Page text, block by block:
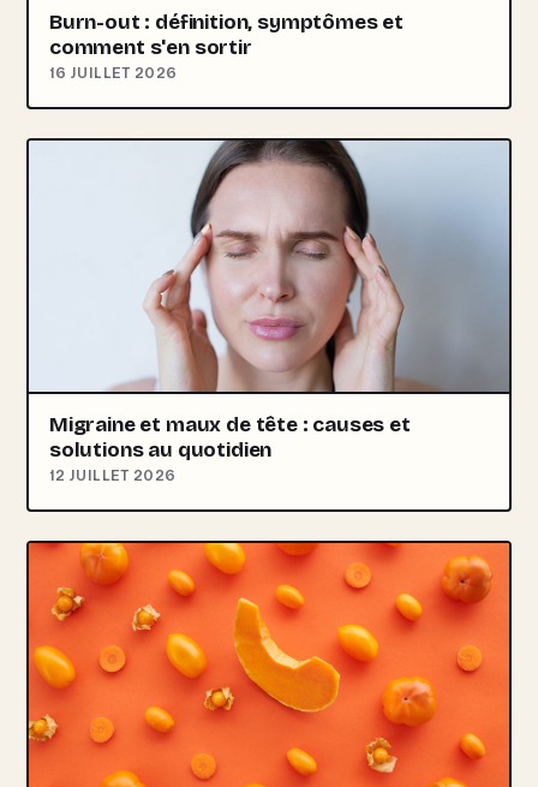
Burn-out : définition, symptômes et
comment s'en sortir
16 JUILLET 2026
Migraine et maux de tête : causes et
solutions au quotidien
12 JUILLET 2026